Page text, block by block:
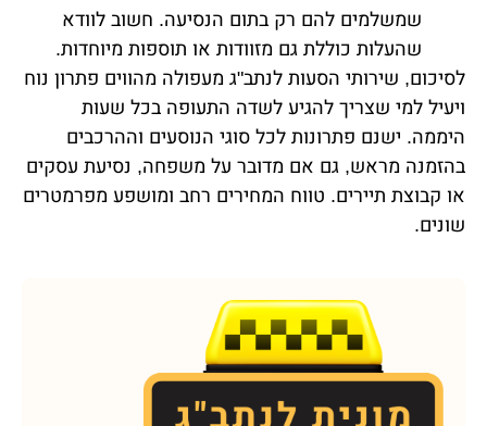
שמשלמים להם רק בתום הנסיעה. חשוב לוודא
שהעלות כוללת גם מזוודות או תוספות מיוחדות.
לסיכום, שירותי הסעות לנתב"ג מעפולה מהווים פתרון נוח
ויעיל למי שצריך להגיע לשדה התעופה בכל שעות
היממה. ישנם פתרונות לכל סוגי הנוסעים וההרכבים
בהזמנה מראש, גם אם מדובר על משפחה, נסיעת עסקים
או קבוצת תיירים. טווח המחירים רחב ומושפע מפרמטרים
שונים.